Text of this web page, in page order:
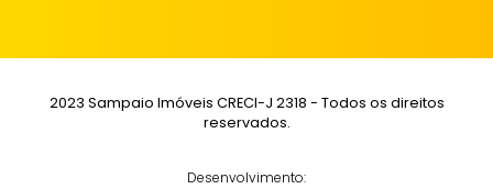
2023 Sampaio Imóveis CRECI-J 2318 - Todos os direitos
reservados.
Desenvolvimento: